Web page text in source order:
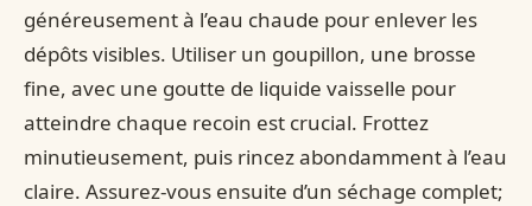
généreusement à l’eau chaude pour enlever les
dépôts visibles. Utiliser un goupillon, une brosse
fine, avec une goutte de liquide vaisselle pour
atteindre chaque recoin est crucial. Frottez
minutieusement, puis rincez abondamment à l’eau
claire. Assurez-vous ensuite d’un séchage complet;